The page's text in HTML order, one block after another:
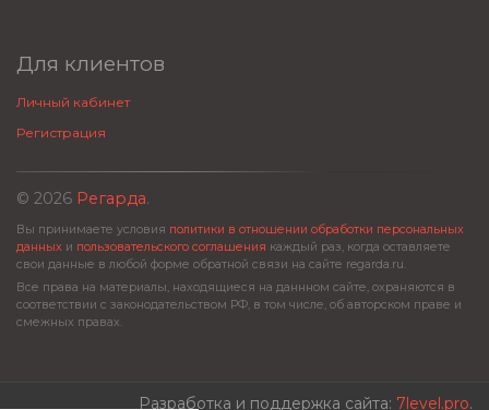
Для клиентов
Личный кабинет
Регистрация
© 2026 Регарда.
Вы принимаете условия политики в отношении обработки персональных
данных и пользовательского соглашения каждый раз, когда оставляете
свои данные в любой форме обратной связи на сайте regarda.ru.
Все права на материалы, находящиеся на даннном сайте, охраняются в
соответствии с законодательством РФ, в том числе, об авторском праве и
смежных правах.
Разработка и поддержка сайта: 7level.pro.